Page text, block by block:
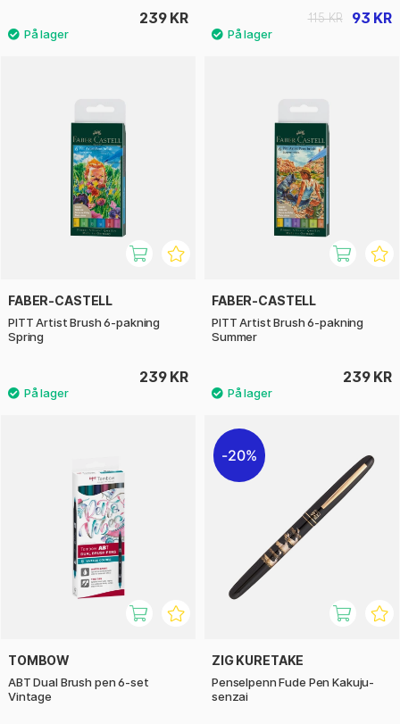
239 KR 93 KR
115 KR
FABER-CASTELL
PITT Artist Brush 6-pakning
Spring
239 KR
FABER-CASTELL
PITT Artist Brush 6-pakning
Summer
239 KR
TOMBOW
ABT Dual Brush pen 6-set
Vintage
20%
ZIG KURETAKE
Penselpenn Fude Pen Kakuju-
senzai